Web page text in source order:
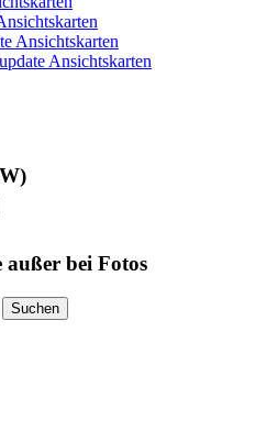
Ansichtskarten
Ansichtskarten
außer bei Fotos